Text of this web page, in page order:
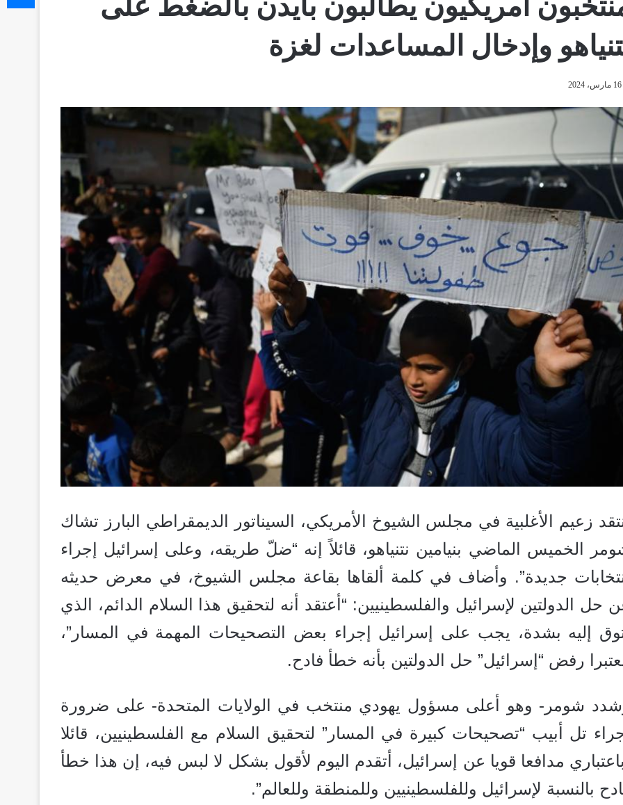
وإدخال المساعدات لغزة
16 مارس، 2024
زعيم الأغلبية في مجلس الشيوخ الأمريكي، السيناتور الديمقراطي البارز تشاك
الخميس الماضي بنيامين نتنياهو، قائلاً إنه “ضلّ طريقه، وعلى إسرائيل إجراء
جديدة”. وأضاف في كلمة ألقاها بقاعة مجلس الشيوخ، في معرض حديثه
حل الدولتين لإسرائيل والفلسطينيين: “أعتقد أنه لتحقيق هذا السلام الدائم، الذي
إليه بشدة، يجب على إسرائيل إجراء بعض التصحيحات المهمة في المسار”،
رفض “إسرائيل” حل الدولتين بأنه خطأ فادح.
شومر- وهو أعلى مسؤول يهودي منتخب في الولايات المتحدة- على ضرورة
تل أبيب “تصحيحات كبيرة في المسار” لتحقيق السلام مع الفلسطينيين، قائلا
مدافعا قويا عن إسرائيل، أتقدم اليوم لأقول بشكل لا لبس فيه، إن هذا خطأ
بالنسبة لإسرائيل وللفلسطينيين وللمنطقة وللعالم”.